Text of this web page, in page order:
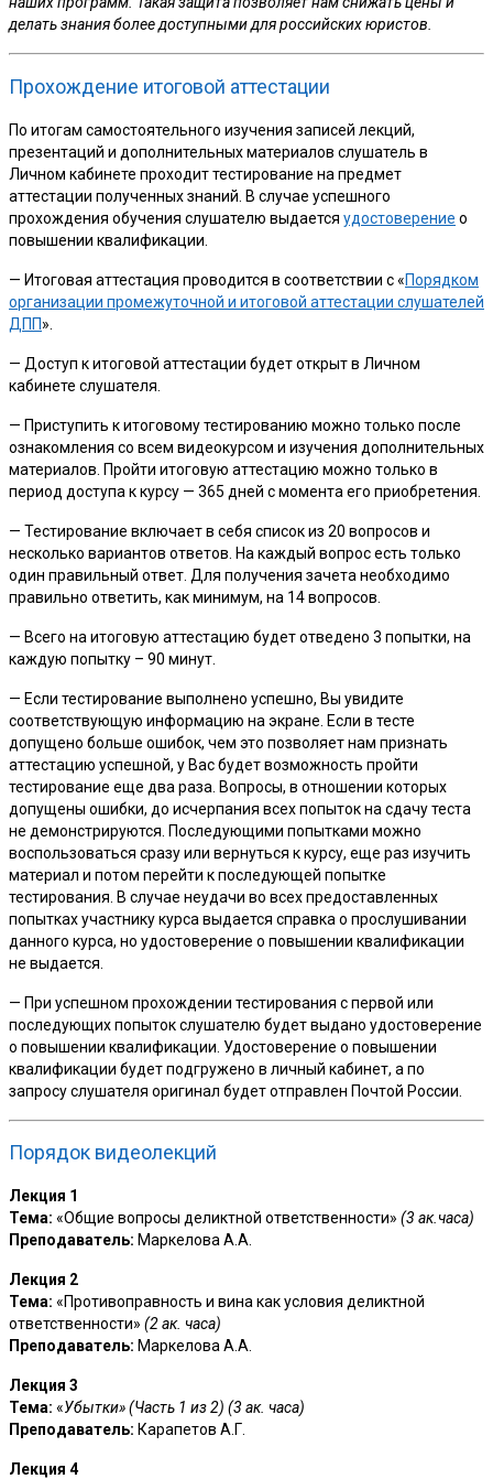
делать знания более доступными для российских юристов.
Прохождение итоговой аттестации
По итогам самостоятельного изучения записей лекций,
презентаций и дополнительных материалов слушатель в
Личном кабинете проходит тестирование на предмет
аттестации полученных знаний. В случае успешного
прохождения обучения слушателю выдается удостоверение о
повышении квалификации.
— Итоговая аттестация проводится в соответствии с «Порядком
организации промежуточной и итоговой аттестации слушателей
ДПП».
— Доступ к итоговой аттестации будет открыт в Личном
кабинете слушателя.
— Приступить к итоговому тестированию можно только после
ознакомления со всем видеокурсом и изучения дополнительных
материалов. Пройти итоговую аттестацию можно только в
период доступа к курсу — 365 дней с момента его приобретения.
— Тестирование включает в себя список из 20 вопросов и
несколько вариантов ответов. На каждый вопрос есть только
один правильный ответ. Для получения зачета необходимо
правильно ответить, как минимум, на 14 вопросов.
— Всего на итоговую аттестацию будет отведено 3 попытки, на
каждую попытку – 90 минут.
— Если тестирование выполнено успешно, Вы увидите
соответствующую информацию на экране. Если в тесте
допущено больше ошибок, чем это позволяет нам признать
аттестацию успешной, у Вас будет возможность пройти
тестирование еще два раза. Вопросы, в отношении которых
допущены ошибки, до исчерпания всех попыток на сдачу теста
не демонстрируются. Последующими попытками можно
воспользоваться сразу или вернуться к курсу, еще раз изучить
материал и потом перейти к последующей попытке
тестирования. В случае неудачи во всех предоставленных
попытках участнику курса выдается справка о прослушивании
данного курса, но удостоверение о повышении квалификации
не выдается.
— При успешном прохождении тестирования с первой или
последующих попыток слушателю будет выдано удостоверение
о повышении квалификации. Удостоверение о повышении
квалификации будет подгружено в личный кабинет, а по
запросу слушателя оригинал будет отправлен Почтой России.
Порядок видеолекций
Лекция 1
Тема: «Общие вопросы деликтной ответственности» (3 ак.часа)
Преподаватель: Маркелова А.А.
Лекция 2
Тема: «Противоправность и вина как условия деликтной
ответственности» (2 ак. часа)
Преподаватель: Маркелова А.А.
Лекция 3
Тема: «Убытки»(Часть 1 из 2) (3 ак. часа)
Преподаватель: Карапетов А.Г.
Лекция 4